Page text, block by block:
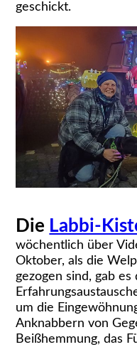
geschickt.
Die Labbi-
wöchentlich über
Oktober, als die
gezogen sind, gab
um die
Anknabbern von
Beißhemmung, das